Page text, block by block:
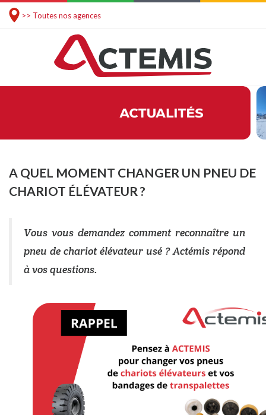
>> Toutes nos agences
A QUEL MOMENT CHANGER UN PNEU DE
CHARIOT ÉLÉVATEUR ?
Vous vous demandez comment reconnaître un
pneu de chariot élévateur usé ? Actémis répond
à vos questions.